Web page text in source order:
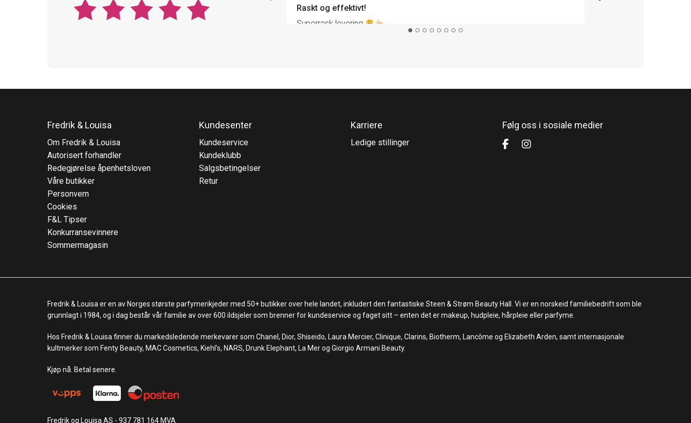
Raskt og effektivt!
Superrask levering
Fredrik & Louisa
Om Fredrik & Louisa
Autorisert forhandler
Redegjørelse åpenhetsloven
Våre butikker
Personvern
Cookies
F&L Tipser
Konkurransevinnere
Sommermagasin
Kundesenter
Kundeservice
Kundeklubb
Salgsbetingelser
Retur
Karriere
Ledige stillinger
Følg oss i sosiale medier
Fredrik & Louisa er en av Norges største parfymerikjeder med 50+ butikker over hele landet, inkludert den fantastiske Steen & Strøm Beauty Hall. Vi er en norskeid familiebedrift som ble
grunnlagt i 1984, og i dag består vår familie av over 600 ildsjeler som brenner for kundeservice og faget sitt – enten det er makeup, hudpleie, hårpleie eller parfyme.
Hos Fredrik & Louisa finner du markedsledende merkevarer som Chanel, Dior, Shiseido, Laura Mercier, Clinique, Clarins, Biotherm, Lancôme og Elizabeth Arden, samt internasjonale
kultmerker som Fenty Beauty, MAC Cosmetics, Kiehl's, NARS, Drunk Elephant, La Mer og Giorgio Armani Beauty.
Kjøp nå. Betal senere.
Fredrik og Louisa AS - 937 781 164 MVA